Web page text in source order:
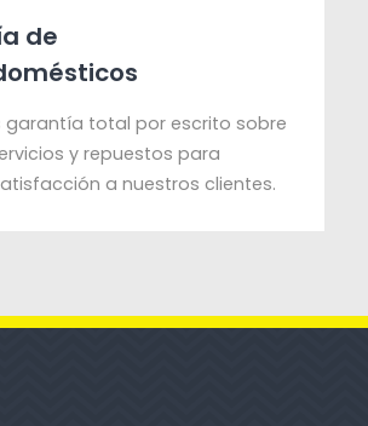
de
garantía total por escrito sobre
y repuestos para
a nuestros clientes.